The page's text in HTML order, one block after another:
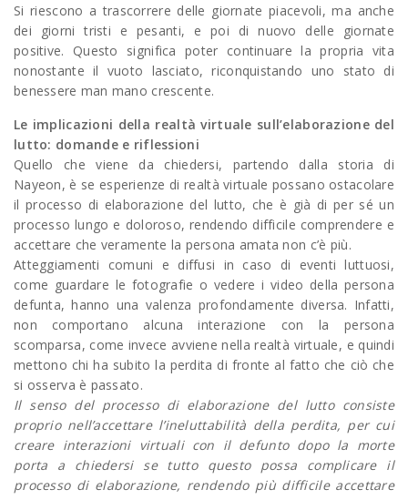
Si riescono a trascorrere delle giornate piacevoli, ma anche
dei giorni tristi e pesanti, e poi di nuovo delle giornate
positive. Questo significa poter continuare la propria vita
nonostante il vuoto lasciato, riconquistando uno stato di
benessere man mano crescente.
Le implicazioni della realtà virtuale sull’elaborazione del
lutto: domande e riflessioni
Quello che viene da chiedersi, partendo dalla storia di
Nayeon, è se esperienze di realtà virtuale possano ostacolare
il processo di elaborazione del lutto, che è già di per sé un
processo lungo e doloroso, rendendo difficile comprendere e
accettare che veramente la persona amata non c’è più.
Atteggiamenti comuni e diffusi in caso di eventi luttuosi,
come guardare le fotografie o vedere i video della persona
defunta, hanno una valenza profondamente diversa. Infatti,
non comportano alcuna interazione con la persona
scomparsa, come invece avviene nella realtà virtuale, e quindi
mettono chi ha subito la perdita di fronte al fatto che ciò che
si osserva è passato.
Il senso del processo di elaborazione del lutto consiste
proprio nell’accettare l’ineluttabilità della perdita, per cui
creare interazioni virtuali con il defunto dopo la morte
porta a chiedersi se tutto questo possa complicare il
processo di elaborazione, rendendo più difficile accettare